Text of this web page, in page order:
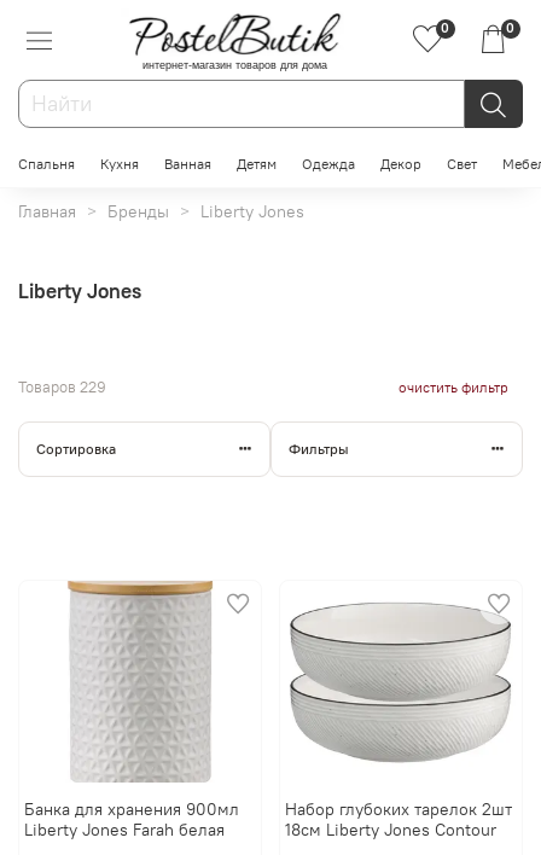
интернет-магазин товаров для дома
0 0
Спальня Кухня Ванная Детям Одежда Декор Свет
Главная Бренды Liberty Jones
Liberty Jones
Товаров 229 очистить фильтр
Сортировка Фильтры
Банка для хранения 900мл
Liberty Jones Farah белая
Набор глубоких тарелок 2шт
18см Liberty Jones Contour